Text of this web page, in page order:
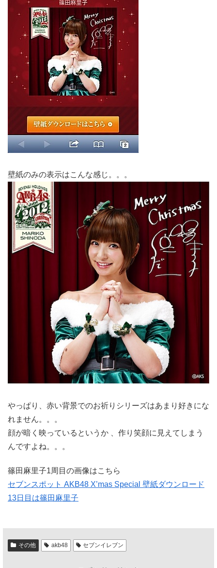
壁紙のみの表示はこんな感じ。。。
やっぱり、赤い背景でのお祈りシリーズはあまり好きにな
れません。。。
顔が暗く映っているというか 、作り笑顔に見えてしまう
んですよね。。。
篠田麻里子1周目の画像はこちら
セブンスポット AKB48 X’mas Special 壁紙ダウンロード
13日目は篠田麻里子
その他 akb48 セブンイレブン